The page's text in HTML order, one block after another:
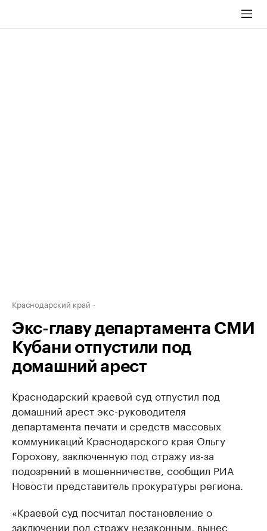
Краснодарский край
Экс-главу департамента СМИ
Кубани отпустили под
домашний арест
Краснодарский краевой суд отпустил под
домашний арест экс-руководителя
департамента печати и средств массовых
коммуникаций Краснодарского края Ольгу
Горохову, заключенную под стражу из-за
подозрений в мошенничестве, сообщил РИА
Новости представитель прокуратуры региона.
«Краевой суд посчитал постановление о
заключении под стражу незаконным, вынес